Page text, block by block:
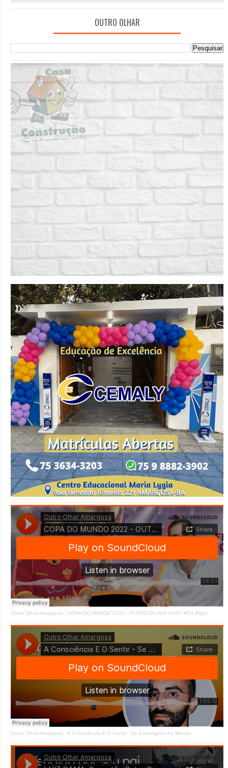
OUTRO OLHAR
Outro Olhar Amargosa · COPA DO MUNDO 2022 - OUTRO OLHAR CAST #O1 Right
Outro Olhar Amargosa · A Consciência E O Sentir - Se Estrangeiro Ao Mundo